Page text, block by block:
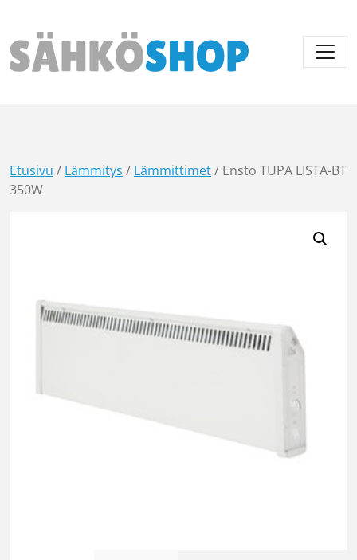
Päävalikko
Etusivu / Lämmitys / Lämmittimet/ Ensto TUPA LISTA-BT
350W